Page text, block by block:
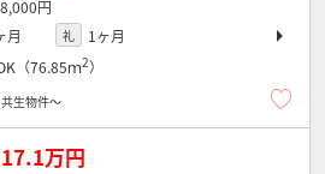
8,000円
月 礼
1ヶ月
（76.85ｍ2）
生物件～
17.1万円